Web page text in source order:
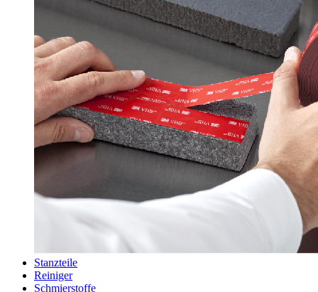
Stanzteile
Reiniger
Schmierstoffe